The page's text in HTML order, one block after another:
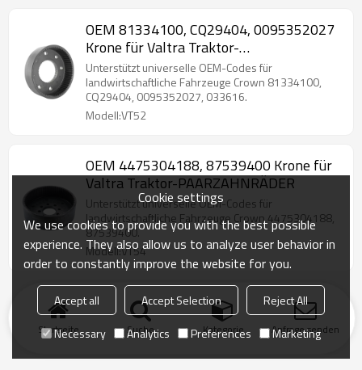
OEM 81334100, CQ29404, 0095352027
Krone für Valtra Traktor-
PAARZAHNRÄDER
Unterstützt universelle OEM-Codes für
landwirtschaftliche Fahrzeuge Crown 81334100,
CQ29404, 0095352027, 033616.
Modell:VT52
OEM 4475304188, 87539400 Krone für
Valtra Traktor-PAARZAHNRÄDER
Unterstützt universelle OEM-Codes für
landwirtschaftliche Fahrzeuge Crown 4475304188,
87539400.
Modell:VT54
Startseite Suche Kategorie Anfrage senden
Cookie settings
We use cookies to provide you with the best possible
experience. They also allow us to analyze user behavior in
order to constantly improve the website for you.
Accept all Accept Selection
Reject All
Necessary
Analytics Preferences Marketing